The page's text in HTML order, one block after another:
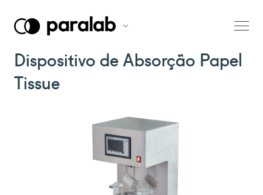
Dispositivo de Absorção Papel
Tissue